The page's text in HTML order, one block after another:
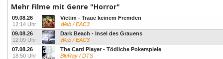
Mehr Filme mit Genre "Horror"
09.08.26
12:14 Uhr
Victim - Traue keinem Fremden
Web / EAC3
09.08.26
12:09 Uhr
Dark Beach - Insel des Grauens
Web / EAC3
07.08.26
18:50 Uhr
The Card Player - Tödliche Pokerspiele
BluRay / DTS